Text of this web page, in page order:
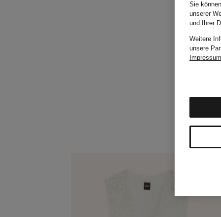
Sie
unserer
und Ihrer
Weitere
unsere
Impressum